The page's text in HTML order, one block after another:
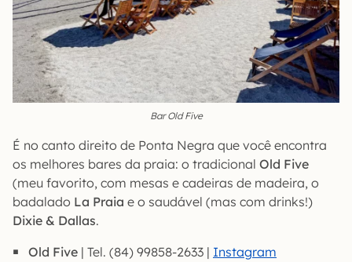
Bar Old Five
É no canto direito de Ponta Negra que você encontra
os melhores bares da praia: o tradicional Old Five
(meu favorito, com mesas e cadeiras de madeira, o
badalado La Praia e o saudável (mas com drinks!)
Dixie & Dallas.
Old Five | Tel. (84) 99858-2633 | Instagram